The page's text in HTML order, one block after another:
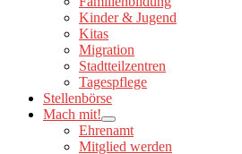
Kinder & Jugend
Kitas
Migration
Stadtteilzentren
Tagespflege
Stellenbörse
Mach mit!
Ehrenamt
Mitglied werden